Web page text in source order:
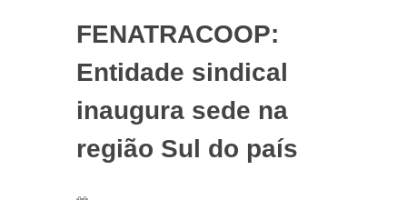
PALOTINA
ASSIS CHATEAUBRIAND
MARECHAL CÂNDIDO RONDON
FENATRACOOP:
Entidade sindical
inaugura sede na
região Sul do país